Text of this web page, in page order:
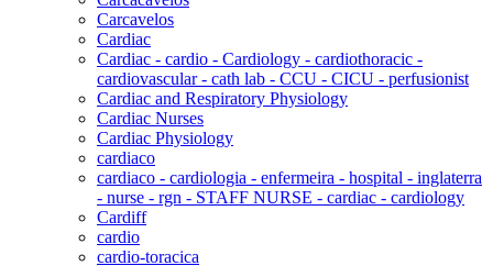
Carcavelos
Cardiac
Cardiac - cardio - Cardiology - cardiothoracic -
cardiovascular - cath lab - CCU - CICU - perfusionist
Cardiac and Respiratory Physiology
Cardiac Nurses
Cardiac Physiology
cardiaco
cardiaco - cardiologia - enfermeira - hospital - inglaterra
- nurse - rgn - STAFF NURSE - cardiac - cardiology
Cardiff
cardio
cardio-toracica